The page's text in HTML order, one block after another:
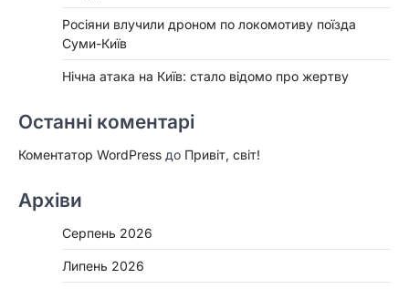
Росіяни влучили дроном по локомотиву поїзда
Суми-Київ
Нічна атака на Київ: стало відомо про жертву
Останні коментарі
Коментатор WordPress до Привіт, світ!
Архіви
Серпень 2026
Липень 2026